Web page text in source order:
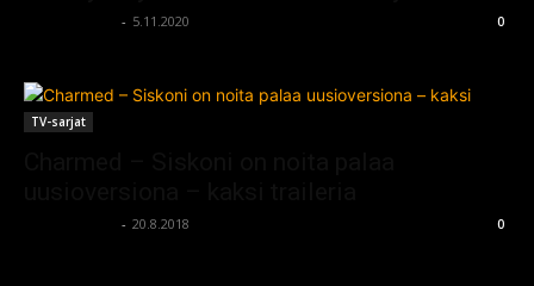
- 5.11.2020 0
TV-sarjat
- 20.8.2018 0